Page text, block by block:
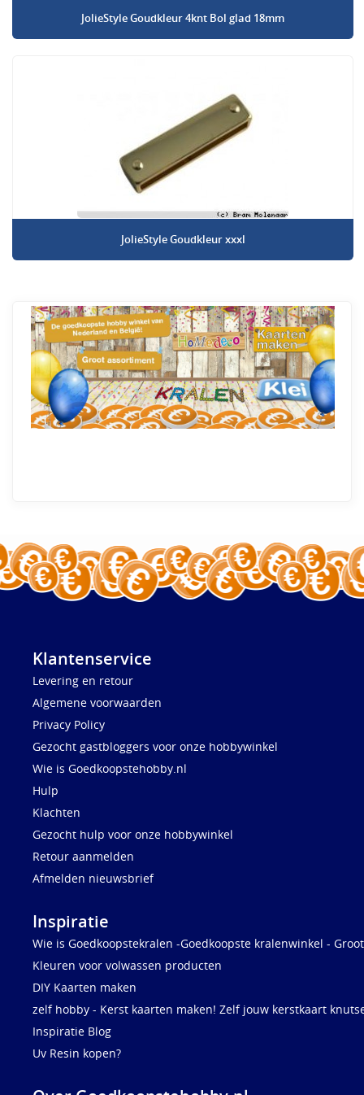
JolieStyle Goudkleur 4knt Bol glad 18mm
JolieStyle Goudkleur xxxl
Klantenservice
Levering en retour
Algemene voorwaarden
Privacy Policy
Gezocht gastbloggers voor onze hobbywinkel
Wie is Goedkoopstehobby.nl
Hulp
Klachten
Gezocht hulp voor onze hobbywinkel
Retour aanmelden
Afmelden nieuwsbrief
Inspiratie
Wie is Goedkoopstekralen -Goedkoopste kralenwinkel -
Kleuren voor volwassen producten
DIY Kaarten maken
zelf hobby - Kerst kaarten maken! Zelf jouw kerstkaart
Inspiratie Blog
Uv Resin kopen?